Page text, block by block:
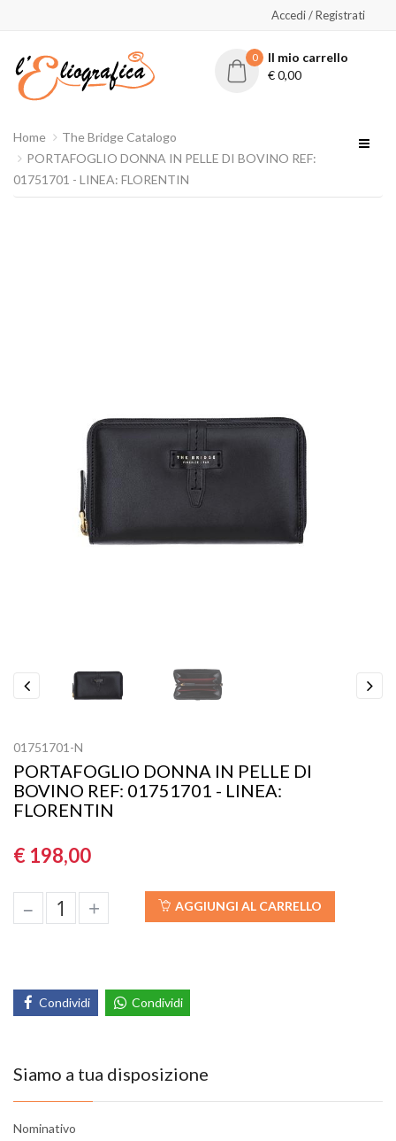
Accedi / Registrati
0
Il mio carrello
€0,00
Home
The Bridge Catalogo
PORTAFOGLIO DONNA IN PELLE DI BOVINO REF:
01751701 - LINEA: FLORENTIN
01751701-N
PORTAFOGLIO DONNA IN PELLE DI
BOVINO REF: 01751701 - LINEA:
FLORENTIN
€ 198,00
– + AGGIUNGI AL CARRELLO
Condividi Condividi
Siamo a tua disposizione
Nominativo